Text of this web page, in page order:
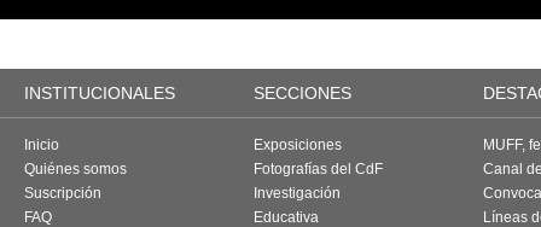
INSTITUCIONALES SECCIONES
Inicio
Quiénes somos
Suscripción
FAQ
Exposiciones
Fotografías del CdF
Investigación
Educativa
MUFF,
Canal
Líneas